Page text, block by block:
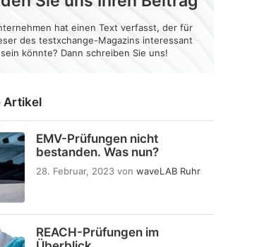
Artikel
EMV-Prüfungen nicht
bestanden. Was nun?
28. Februar, 2023 von waveLAB Ruhr
REACH-Prüfungen im
hat einen Text verfasst, der für
des testxchange-Magazins interessant
sein könnte? Dann schreiben Sie uns!